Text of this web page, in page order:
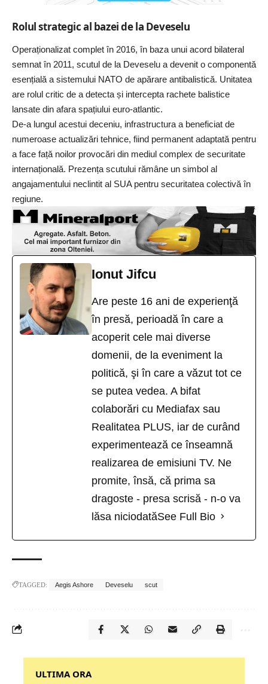
Rolul strategic al bazei de la Deveselu
Operaționalizat complet în 2016, în baza unui acord bilateral
semnat în 2011, scutul de la Deveselu a devenit o componentă
esențială a sistemului NATO de apărare antibalistică. Unitatea
are rolul critic de a detecta și intercepta rachete balistice
lansate din afara spațiului euro-atlantic.
De-a lungul acestui deceniu, infrastructura a beneficiat de
numeroase actualizări tehnice, fiind permanent adaptată pentru
a face față noilor provocări din mediul complex de securitate
internațională. Prezența scutului rămâne un simbol al
angajamentului neclintit al SUA pentru securitatea colectivă în
regiune.
Ionut Jifcu
Are peste 16 ani de experienţă
în presă, perioadă în care a
acoperit cele mai diverse
domenii, de la eveniment la
politică, şi în care a văzut tot ce
se putea vedea. A bifat
colaborări cu Mediafax sau
Realitatea PLUS, iar de curând
experimentează ce înseamnă
realizarea de emisiuni TV. Ne
promite, însă, că prima sa
dragoste - presa scrisă - n-o va
lăsa niciodatăSee Full Bio
TAGGED: Aegis Ashore Deveselu scut
‎‎‎‎‎‎‎ULTIMA ORA